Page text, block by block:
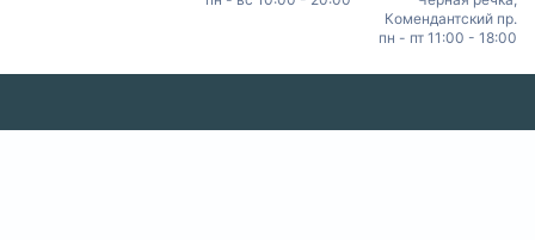
Комендантский пр.
пн - пт 11:00 - 18:00